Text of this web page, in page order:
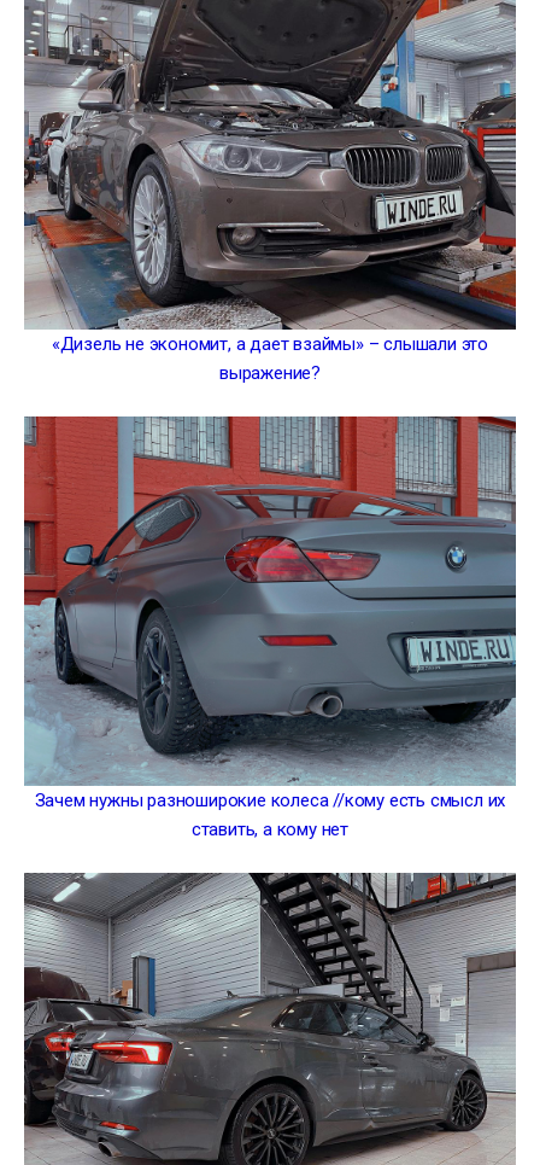
«Дизель не экономит, а дает взаймы» – слышали это
выражение?
Зачем нужны разноширокие колеса //кому есть смысл их
ставить, а кому нет